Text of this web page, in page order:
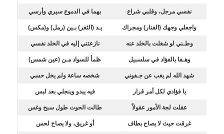
نفسي مرجل، وقلبي شراع بهما في الدموع سيري وأرسي
واجعلي وجهك (الفنار) ومجراك يـد (الثغر) بـين (رمل) و(مكس)
وطـني لو شغلت بالخلد عنه نازعتني إليه في الخلد نفسي
وهـفا بالفؤاد في سلسبيل ظمأ للسواد مـن (عين شمس)
شهد الله لم يغب عن جـفوني شخصه ساعة ولم يخل حسي
يا فؤادي لكل أمر قرار فيه يبدو وينجلي بعد لبس
عقلت لجة الأمور عقولاً طالت الحوت طول سبح وغس
غرقت حيث لا يصاح بطاف أو غريق، ولا يصاخ لحس